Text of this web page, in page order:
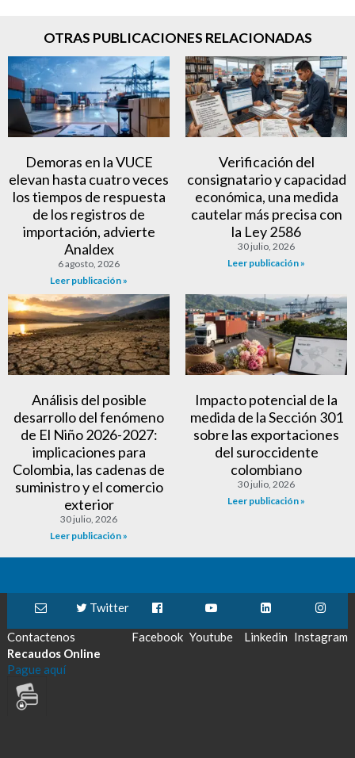
OTRAS PUBLICACIONES RELACIONADAS
Demoras en la VUCE
elevan hasta cuatro veces
los tiempos de respuesta
de los registros de
importación, advierte
Analdex
6 agosto, 2026
Leer publicación »
Verificación del
consignatario y capacidad
económica, una medida
cautelar más precisa con
la Ley 2586
30 julio, 2026
Leer publicación »
Análisis del posible
desarrollo del fenómeno
de El Niño 2026-2027:
implicaciones para
Colombia, las cadenas de
suministro y el comercio
exterior
30 julio, 2026
Leer publicación »
Impacto potencial de la
medida de la Sección 301
sobre las exportaciones
del suroccidente
colombiano
30 julio, 2026
Leer publicación »
Contactenos
Twitter
Facebook Youtube Linkedin Instagram
Recaudos Online
Pague aquí